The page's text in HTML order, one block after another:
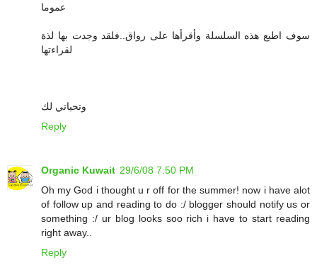
عموما
سوف اطبع هذه السلسلة وأقرأها على رواق..فلقد وجدت بها لذة
لقراءتها
وتحياتي لك
Reply
Organic Kuwait 29/6/08 7:50 PM
Oh my God i thought u r off for the summer! now i have alot
of follow up and reading to do :/ blogger should notify us or
something :/ ur blog looks soo rich i have to start reading
right away..
Reply